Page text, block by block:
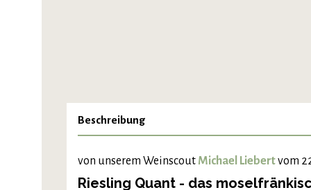
Beschreibung
von unserem Weinscout Michael Liebertvom
Riesling Quant - das